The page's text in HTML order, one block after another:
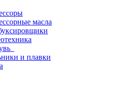
масла
и плавки